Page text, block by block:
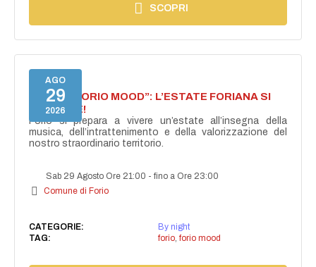
SCOPRI
AGO
29
2026
NASCE “FORIO MOOD”: L’ESTATE FORIANA SI
ACCENDE!
Forio si prepara a vivere un’estate all’insegna della
musica, dell’intrattenimento e della valorizzazione del
nostro straordinario territorio.
Sab 29 Agosto Ore 21:00 -fino a Ore 23:00
Comune di Forio
CATEGORIE:
By night
TAG:
forio, forio mood